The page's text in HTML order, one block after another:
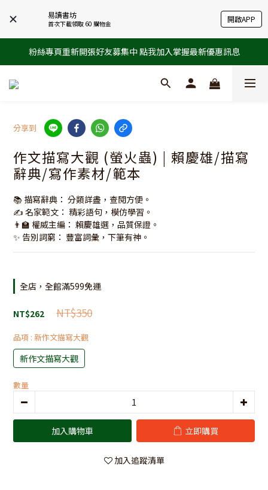
易讀書坊
首次下載領取 60 購物金 開啟APP
粉絲專頁重新開張好友募集中 點我加入掌握最新優惠訊息
分享到
作文描寫大觀 (螢火蟲) | 賴慶雄/描寫
辭典/寫作素材/範本
📚 描寫辭典： 分類詳盡，查閱方便。
✍️ 名家範文： 精彩語句，模仿學習。
👨‍🏫 權威主編： 賴慶雄選，品質保證。
✨ 告別詞窮： 豐富詞彙，下筆有神。
全店，全館滿599免運
NT$350
NT$262
品項 : 新作文描寫大觀
新作文描寫大觀
數量
加入購物車 立即購買
加入追蹤清單